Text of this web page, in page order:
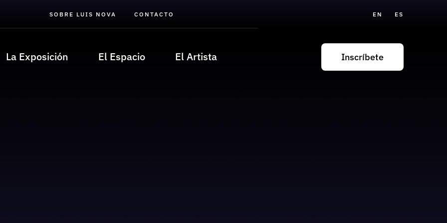
SOBRE LUIS NOVA CONTACTO EN ES
La Exposición El Espacio El Artista Inscríbete